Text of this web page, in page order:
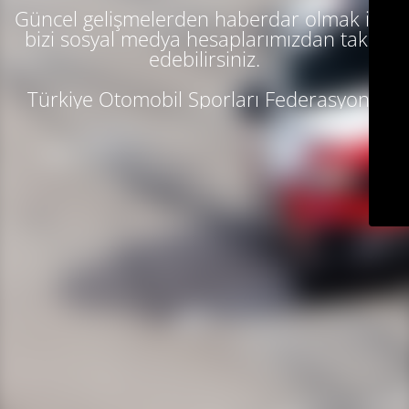
Güncel gelişmelerden haberdar olmak için
bizi sosyal medya hesaplarımızdan takip
edebilirsiniz.
Türkiye Otomobil Sporları Federasyonu